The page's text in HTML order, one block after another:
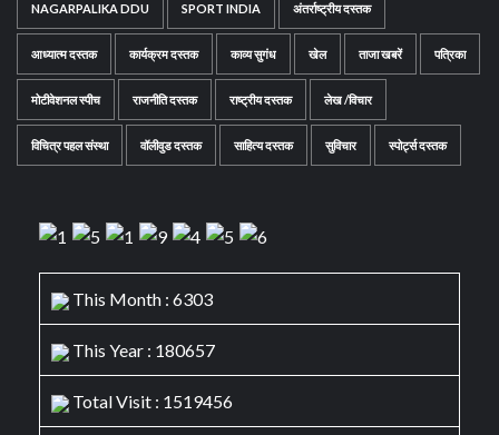
NAGARPALIKA DDU SPORT INDIA अंतर्राष्ट्रीय दस्तक
आध्यात्म दस्तक कार्यक्रम दस्तक काव्य सुगंध खेल ताजा खबरें पत्रिका
मोटीवेशनल स्पीच राजनीति दस्तक राष्ट्रीय दस्तक लेख /विचार
विचित्र पहल संस्था वॉलीवुड दस्तक साहित्य दस्तक सुविचार स्पोर्ट्स दस्तक
This Month : 6303
This Year : 180657
Total Visit : 1519456